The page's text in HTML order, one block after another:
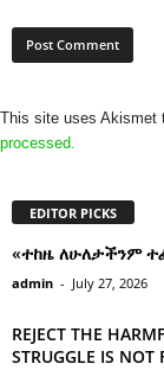
This site uses Akismet
processed.
EDITOR PICKS
«ተከዜ ለሁለታችንም
admin - July 27, 2026
REJECT THE
STRUGGLE IS NOT